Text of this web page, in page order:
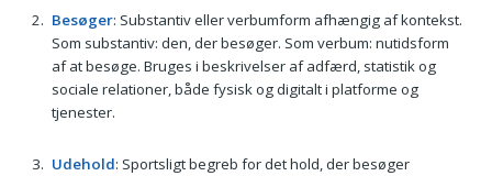
Besøger: Substantiv eller verbumform afhængig af kontekst.
Som substantiv: den, der besøger. Som verbum: nutidsform
af at besøge. Bruges i beskrivelser af adfærd, statistik og
sociale relationer, både fysisk og digitalt i platforme og
tjenester.
Udehold: Sportsligt begreb for det hold, der besøger